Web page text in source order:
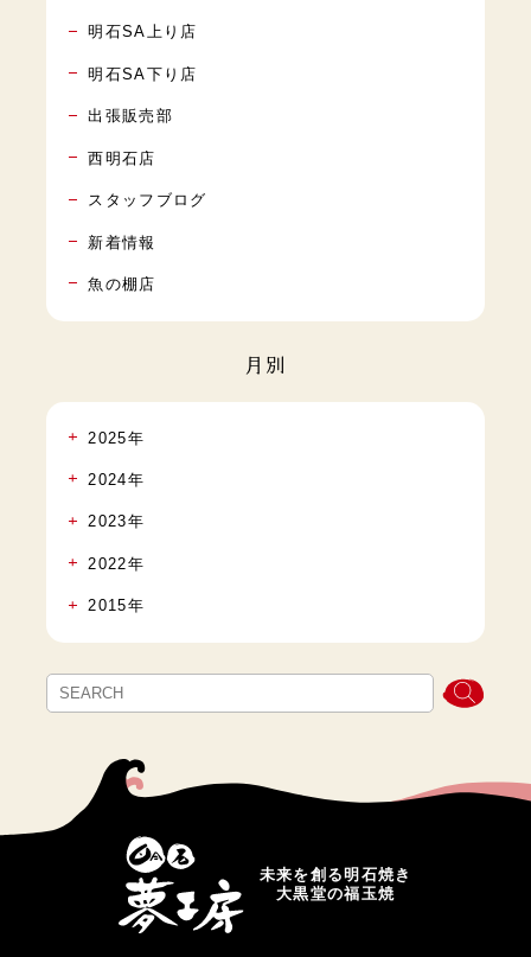
明石SA上り店
明石SA下り店
出張販売部
西明石店
スタッフブログ
新着情報
魚の棚店
月別
2025年
2024年
2023年
2022年
2015年
未来を創る明石焼き
大黒堂の福玉焼